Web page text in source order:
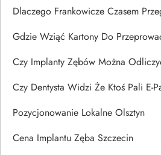
Dlaczego Frankowicze Czasem
Gdzie Wziąć Kartony Do
Czy Implanty Zębów Można
Czy Dentysta Widzi Że Ktoś Pali E-
Pozycjonowanie Lokalne Olsztyn
Cena Implantu Zęba Szczecin